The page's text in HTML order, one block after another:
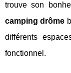
trouve son
camping drôme
différents
fonctionnel.